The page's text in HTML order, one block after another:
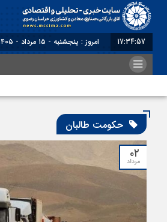
17:34:57 امروز : پنجشنبه - ۱۵ مرداد - ۱۴۰۵
حکومت طالبان
۰۲
مرداد